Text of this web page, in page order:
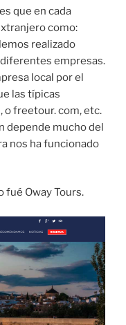
que en cada
como:
realizado
empresas.
local por el
las típicas
o freetour. com, etc.
depende mucho del
nos ha funcionado
fué Oway Tours.